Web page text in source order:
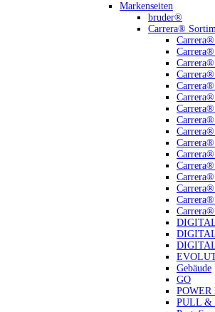
Markenseiten
bruder®
Carrera®
Carrera®
Carrera®
Gebäude
GO
POWER
PULL &